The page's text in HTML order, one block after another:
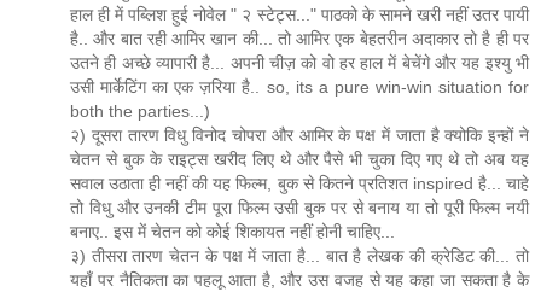
हाल ही में पब्लिश हुई नोवेल " २ स्टेट्स..." पाठको के सामने खरी नहीं उतर पायी
है.. और बात रही आमिर खान की... तो आमिर एक बेहतरीन अदाकार तो है ही पर
उतने ही अच्छे व्यापारी है... अपनी चीज़ को वो हर हाल में बेचेंगे और यह इश्यु भी
उसी मार्केटिंग का एक ज़रिया है.. so, its a pure win-win situation for
both the parties...)
२) दूसरा तारण विधु विनोद चोपरा और आमिर के पक्ष में जाता है क्योकि इन्हों ने
चेतन से बुक के राइट्स खरीद लिए थे और पैसे भी चुका दिए गए थे तो अब यह
सवाल उठाता ही नहीं की यह फिल्म, बुक से कितने प्रतिशत inspired है... चाहे
तो विधु और उनकी टीम पूरा फिल्म उसी बुक पर से बनाय या तो पूरी फिल्म नयी
बनाए.. इस में चेतन को कोई शिकायत नहीं होनी चाहिए...
३) तीसरा तारण चेतन के पक्ष में जाता है... बात है लेखक की क्रेडिट की... तो
यहाँ पर नैतिकता का पहलू आता है, और उस वजह से यह कहा जा सकता है के